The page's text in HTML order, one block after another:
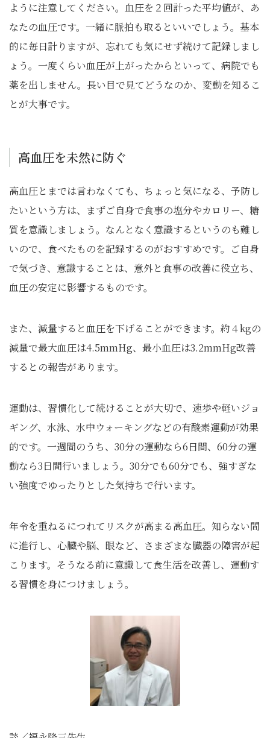
ように注意してください。血圧を２回計った平均値が、あ
なたの血圧です。一緒に脈拍も取るといいでしょう。基本
的に毎日計りますが、忘れても気にせず続けて記録しまし
ょう。一度くらい血圧が上がったからといって、病院でも
薬を出しません。長い目で見てどうなのか、変動を知るこ
とが大事です。
高血圧を未然に防ぐ
高血圧とまでは言わなくても、ちょっと気になる、予防し
たいという方は、まずご自身で食事の塩分やカロリー、糖
質を意識しましょう。なんとなく意識するというのも難し
いので、食べたものを記録するのがおすすめです。ご自身
で気づき、意識することは、意外と食事の改善に役立ち、
血圧の安定に影響するものです。
また、減量すると血圧を下げることができます。約４kgの
減量で最大血圧は4.5mmHg、最小血圧は3.2mmHg改善
するとの報告があります。
運動は、習慣化して続けることが大切で、速歩や軽いジョ
ギング、水泳、水中ウォーキングなどの有酸素運動が効果
的です。一週間のうち、30分の運動なら6日間、60分の運
動なら3日間行いましょう。30分でも60分でも、強すぎな
い強度でゆったりとした気持ちで行います。
年令を重ねるにつれてリスクが高まる高血圧。知らない間
に進行し、心臓や脳、眼など、さまざまな臓器の障害が起
こります。そうなる前に意識して食生活を改善し、運動す
る習慣を身につけましょう。